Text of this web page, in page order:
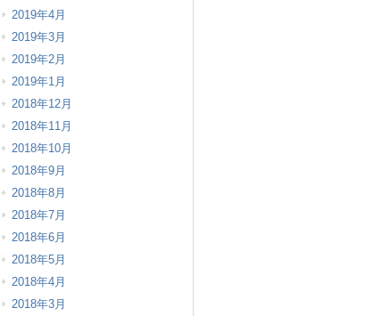
2019年4月
2019年3月
2019年2月
2019年1月
2018年12月
2018年11月
2018年10月
2018年9月
2018年8月
2018年7月
2018年6月
2018年5月
2018年4月
2018年3月